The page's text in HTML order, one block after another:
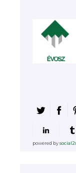
powered by